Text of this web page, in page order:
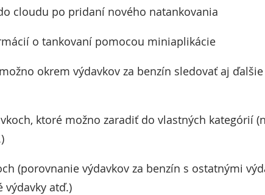
cloudu po pridaní nového natankovania
o tankovaní pomocou miniaplikácie
okrem výdavkov za benzín sledovať aj
ktoré možno zaradiť do vlastných kategórií
(porovnanie výdavkov za benzín s ostatnými
výdavky atď.)